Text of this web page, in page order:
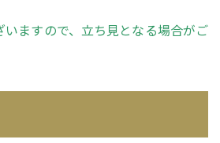
ますので、立ち見となる場合がご